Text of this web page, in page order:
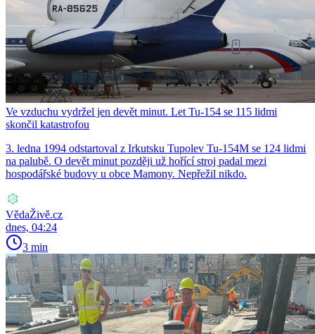
Ve vzduchu vydržel jen devět minut. Let Tu-154 se 115 lidmi
skončil katastrofou
3. ledna 1994 odstartoval z Irkutsku Tupolev Tu-154M se 124 lidmi
na palubě. O devět minut později už hořící stroj padal mezi
hospodářské budovy u obce Mamony. Nepřežil nikdo.
VědaŽivě.cz
dnes, 04:24
3 min